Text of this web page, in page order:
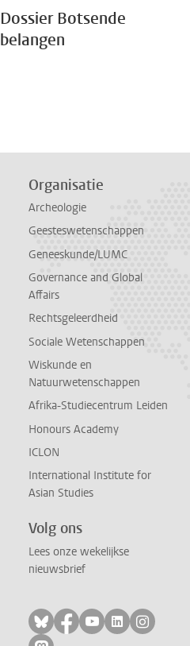
Dossier Botsende
belangen
Organisatie
Archeologie
Geesteswetenschappen
Geneeskunde/LUMC
Governance and Global
Affairs
Rechtsgeleerdheid
Sociale Wetenschappen
Wiskunde en
Natuurwetenschappen
Afrika-Studiecentrum Leiden
Honours Academy
ICLON
International Institute for
Asian Studies
Volg ons
Lees onze wekelijkse
nieuwsbrief
Volg ons op bluesky
Volg ons op
Volg ons op
Volg ons
Volg